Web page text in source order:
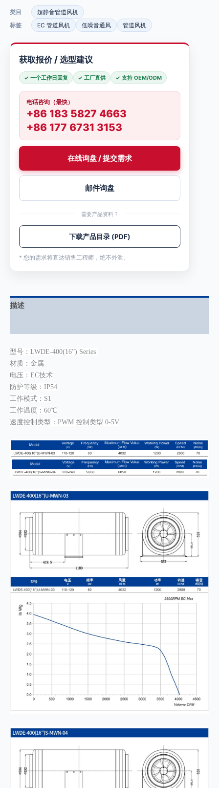
类目
超静音管道风机
标签
EC 管道风机 低噪音通风 管道风机
获取报价 / 选型建议
✓ 一个工作日回复 ✓ 工厂直供 ✓ 支持 OEM/ODM
电话咨询（最快）
+86 183 5827 4663
+86 177 6731 3153
在线询盘 / 提交需求
邮件询盘
需要产品资料？
下载产品目录 (PDF)
* 您的需求将直达销售工程师，绝不外泄。
描述
型号：LWDE-400(16”) Series
材质：金属
电压：EC技术
防护等级：IP54
工作模式：S1
工作温度：60℃
速度控制类型：PWM 控制类型 0-5V